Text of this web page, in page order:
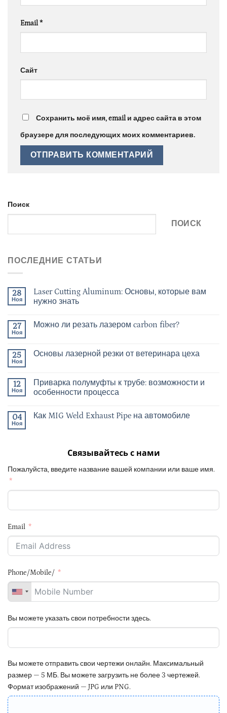
Email*
Сайт
Сохранить моё имя, email и адрес сайта в этом
браузере для последующих моих комментариев.
Поиск
ПОИСК
ПОСЛЕДНИЕ СТАТЬИ
28
Ноя
Laser Cutting Aluminum: Основы, которые вам
нужно знать
27
Ноя
Можно ли резать лазером carbon fiber?
25
Ноя
Основы лазерной резки от ветеринара цеха
12
Ноя
Приварка полумуфты к трубе: возможности и
особенности процесса
04
Ноя
Как MIG Weld Exhaust Pipe на автомобиле
Связывайтесь с нами
Пожалуйста, введите название вашей компании или ваше имя.
Email
Phone/Mobile/
Вы можете указать свои потребности здесь.
Вы можете отправить свои чертежи онлайн. Максимальный
размер — 5 МБ. Вы можете загрузить не более 3 чертежей.
Формат изображений — JPG или PNG.